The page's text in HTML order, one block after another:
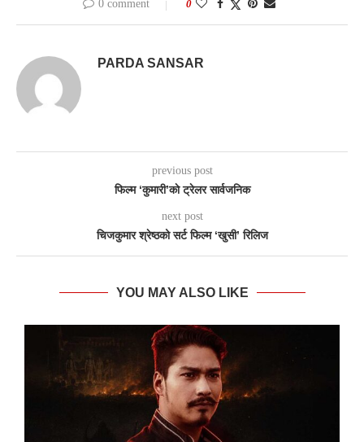
0 comment 0
PARDA SANSAR
previous post
फिल्म ‘कुमारी’काे ट्रेलर सार्वजनिक
next post
चिजकुमार श्रेष्ठको सर्ट फिल्म ‘खुसी’ रिलिज
YOU MAY ALSO LIKE